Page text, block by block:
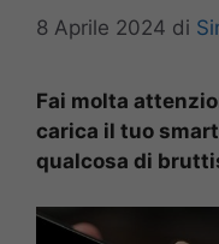
8 Aprile 2024 di
Fai molta
carica il tuo
qualcosa di